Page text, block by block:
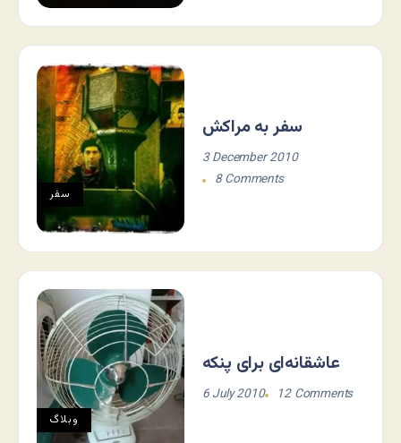
سفر
سفر به مراکش
3 December 2010
8 Comments
وبلاگ
عاشقانه‌ای برای پنکه
6 July 2010 12 Comments